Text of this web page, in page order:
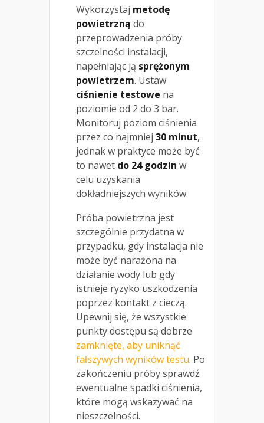
Wykorzystaj metodę
powietrzną do
przeprowadzenia próby
szczelności instalacji,
napełniając ją sprężonym
powietrzem. Ustaw
ciśnienie testowe na
poziomie od 2 do 3 bar.
Monitoruj poziom ciśnienia
przez co najmniej 30 minut,
jednak w praktyce może być
to nawet do 24 godzin w
celu uzyskania
dokładniejszych wyników.
Próba powietrzna jest
szczególnie przydatna w
przypadku, gdy instalacja nie
może być narażona na
działanie wody lub gdy
istnieje ryzyko uszkodzenia
poprzez kontakt z cieczą.
Upewnij się, że wszystkie
punkty dostępu są dobrze
zamknięte, aby uniknąć
fałszywych wyników testu. Po
zakończeniu próby sprawdź
ewentualne spadki ciśnienia,
które mogą wskazywać na
nieszczelności.